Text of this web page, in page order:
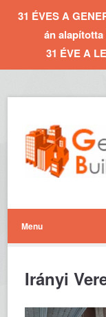
31 ÉVES A
án
31 ÉVE A
Menu
Irányi